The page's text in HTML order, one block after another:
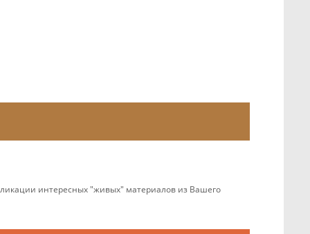
интересных "живых" материалов из Вашего